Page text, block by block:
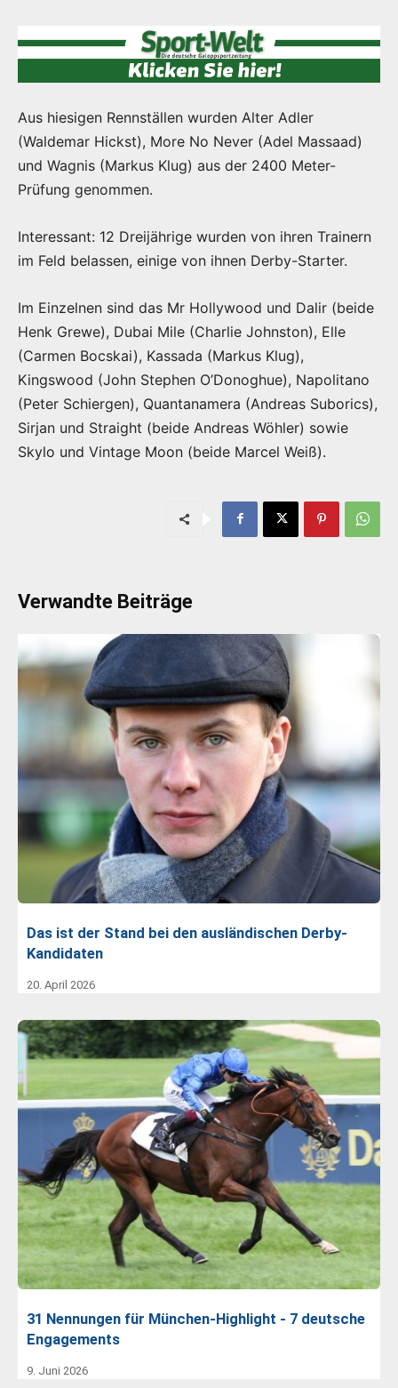
Aus hiesigen Rennställen wurden Alter Adler
(Waldemar Hickst), More No Never (Adel Massaad)
und Wagnis (Markus Klug) aus der 2400 Meter-
Prüfung genommen.
Interessant: 12 Dreijährige wurden von ihren Trainern
im Feld belassen, einige von ihnen Derby-Starter.
Im Einzelnen sind das Mr Hollywood und Dalir (beide
Henk Grewe), Dubai Mile (Charlie Johnston), Elle
(Carmen Bocskai), Kassada (Markus Klug),
Kingswood (John Stephen O’Donoghue), Napolitano
(Peter Schiergen), Quantanamera (Andreas Suborics),
Sirjan und Straight (beide Andreas Wöhler) sowie
Skylo und Vintage Moon (beide Marcel Weiß).
Verwandte Beiträge
Das ist der Stand bei den ausländischen Derby-
Kandidaten
20. April 2026
31 Nennungen für München-Highlight - 7 deutsche
Engagements
9. Juni 2026